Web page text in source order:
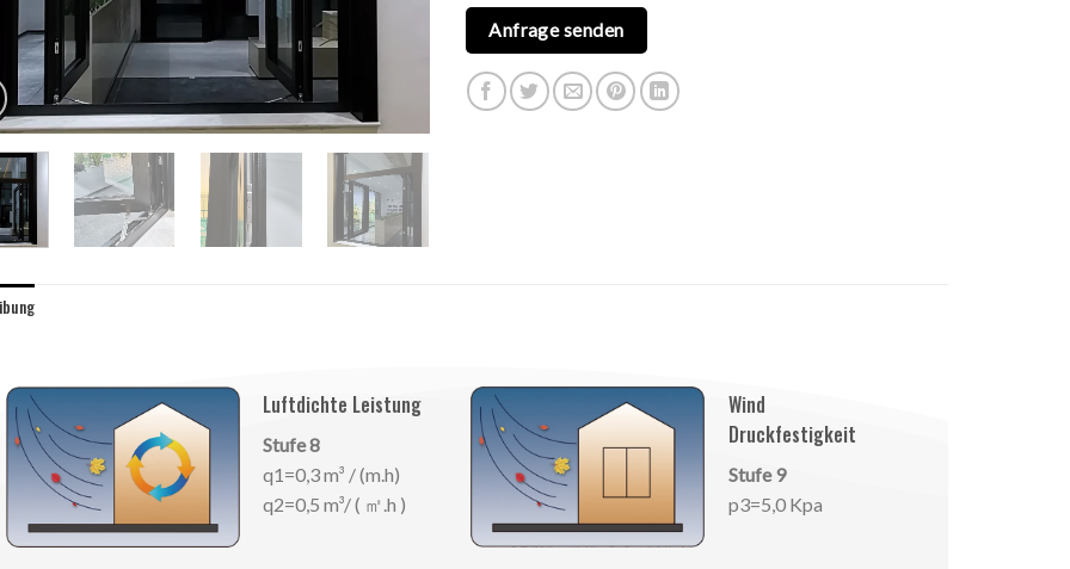
Anfrage senden
Luftdichte Leistung
Stufe 8
q1=0,3 m³ / (m.h)
q2=0,5 m³/ ( ㎡.h )
Wind
Druckfestigkeit
Stufe 9
p3=5,0 Kpa